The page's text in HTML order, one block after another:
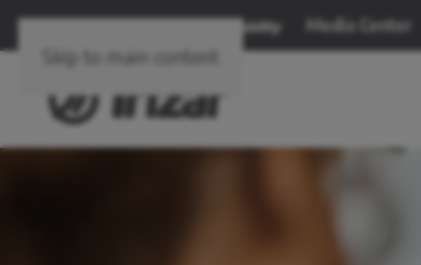
Skip to main content
Media Center